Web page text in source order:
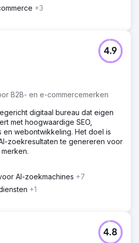
+3
B2B- en e-commercemerken
4.9
digitaal bureau dat eigen
met hoogwaardige SEO,
webontwikkeling. Het doel is
zoekresultaten te genereren voor
AI-zoekmachines +7
+1
4.8